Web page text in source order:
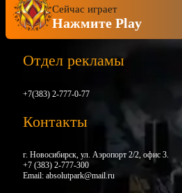
Сейчас играет
Нажмите Play
Отдел рекламы
+7(383) 2-777-0-77
Контакты
г. Новосибирск, ул. Аэропорт 2/2, офис 3.
+7 (383) 2-777-300
Email: absolutpark@mail.ru